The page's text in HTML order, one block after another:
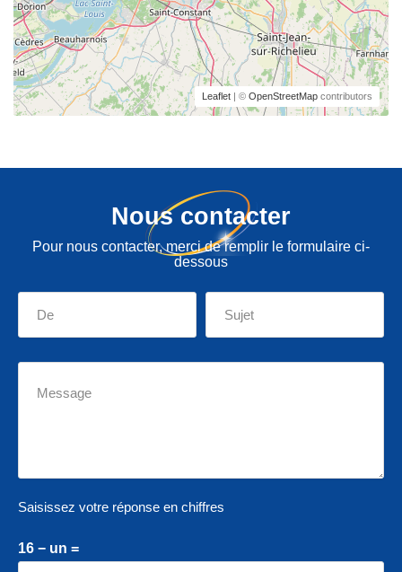
Leaflet | © OpenStreetMap contributors
Nous contacter
Pour nous contacter, merci de remplir le formulaire ci-
dessous
Saisissez votre réponse en chiffres
16 − un =